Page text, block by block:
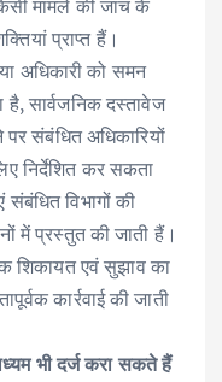
मामले की जांच के
प्राप्त हैं।
अधिकारी को समन
सार्वजनिक दस्तावेज
संबंधित अधिकारियों
निर्देशित कर सकता
विभागों की
में प्रस्तुत की जाती हैं।
शिकायत एवं सुझाव का
कार्रवाई की जाती
भी दर्ज करा सकते हैं